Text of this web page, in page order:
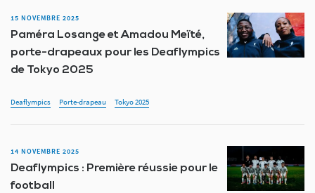
15 NOVEMBRE 2025
Paméra Losange et Amadou Meïté,
porte-drapeaux pour les Deaflympics
de Tokyo 2025
Deaflympics Porte-drapeau Tokyo 2025
14 NOVEMBRE 2025
Deaflympics : Première réussie pour le
football